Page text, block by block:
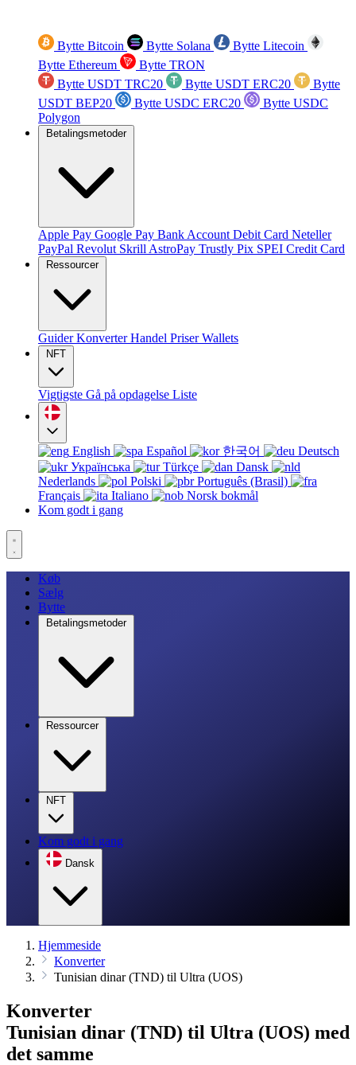
Bytte Bitcoin Bytte Solana
Bytte Litecoin
Bytte Ethereum
Bytte TRON
Bytte USDT TRC20
Bytte USDT ERC20
Bytte
USDT BEP20
Bytte USDC ERC20
Bytte USDC
Polygon
Betalingsmetoder
Apple Pay Google Pay Bank Account Debit Card Neteller
PayPal Revolut Skrill AstroPay Trustly Pix SPEI Credit Card
Ressourcer
GuiderKonverterHandel PriserWallets
NFT
Vigtigste Gå på opdagelse Liste
English Español 한국어
Deutsch
Українська
Türkçe
Dansk
Nederlands
Polski
Português (Brasil)
Français
Italiano
Norsk bokmål
Kom godt i gang
Køb
Sælg
Bytte
Betalingsmetoder
Ressourcer
NFT
Kom godt i gang
Dansk
Hjemmeside
Konverter
Tunisian dinar (TND) til Ultra (UOS)
Konverter
Tunisian dinar (TND) til Ultra (UOS) med
det samme